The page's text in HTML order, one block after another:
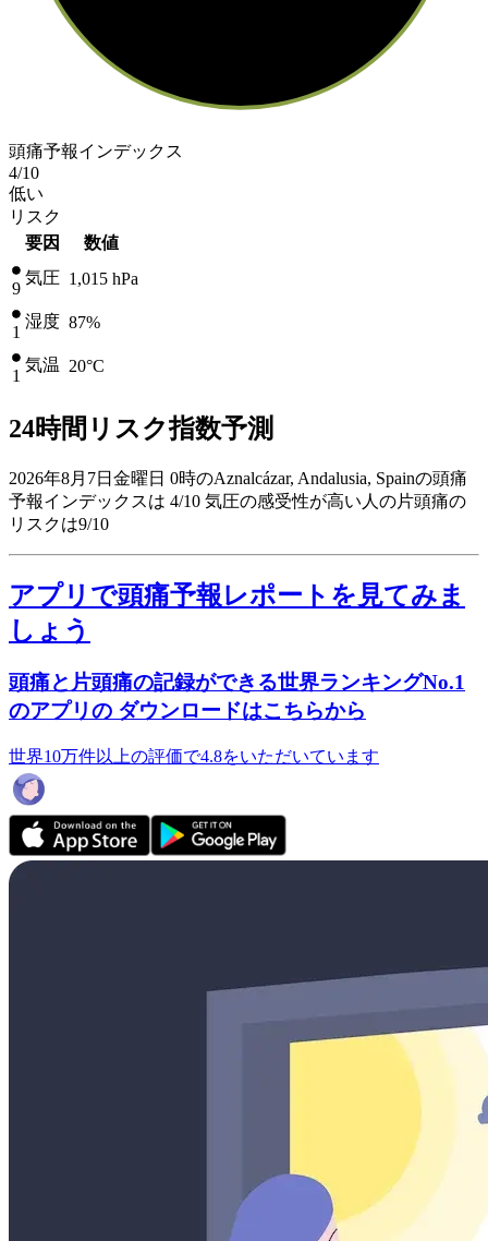
頭痛予報インデックス
4/10
低い
リスク
要因
数値
9
気圧 1,015 hPa
1
湿度 87%
1
気温 20°C
24時間リスク指数予測
2026年8月7日金曜日 0時のAznalcázar, Andalusia, Spainの頭痛
予報インデックスは 4/10 気圧の感受性が高い人の片頭痛の
リスクは9/10
アプリで頭痛予報レポートを見てみま
しょう
頭痛と片頭痛の記録ができる世界ランキングNo.1
のアプリの ダウンロードはこちらから
世界10万件以上の評価で4.8をいただいています